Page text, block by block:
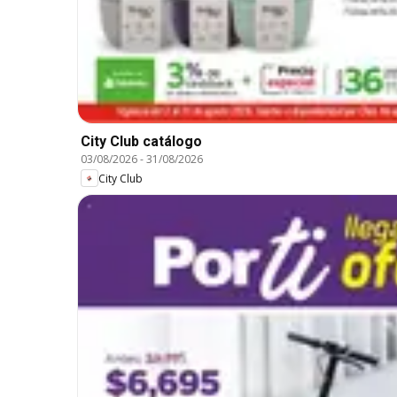
City Club catálogo
03/08/2026-31/08/2026
City Club